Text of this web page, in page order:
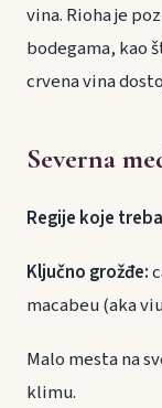
vina. Rioha je
bodegama, kao
crvena vina
Severna
Regije koje
Ključno grožđe:
macabeu (aka
Malo mesta na
klimu.